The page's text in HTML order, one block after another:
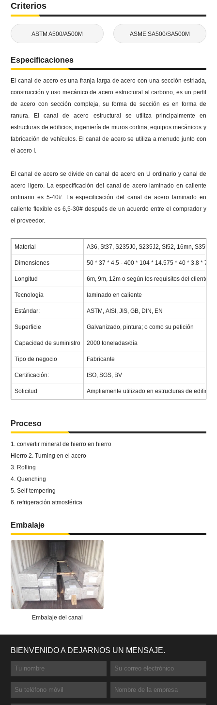
Criterios
ASTM A500/A500M ASME SA500/SA500M
Especificaciones
El canal de acero es una franja larga de acero con una sección estriada,
construcción y uso mecánico de acero estructural al carbono, es un perfil
de acero con sección compleja, su forma de sección es en forma de
ranura. El canal de acero estructural se utiliza principalmente en
estructuras de edificios, ingeniería de muros cortina, equipos mecánicos y
fabricación de vehículos. El canal de acero se utiliza a menudo junto con
el acero I.
El canal de acero se divide en canal de acero en U ordinario y canal de
acero ligero. La especificación del canal de acero laminado en caliente
ordinario es 5-40#.
La especificación del canal de acero laminado en
caliente flexible es 6,5-30# después de un acuerdo entre el comprador y
el proveedor.
Material A36, St37, S235J0, S235J2, St52, 16mn,
Dimensiones 50 * 37 * 4.5 - 400 * 104 * 14.575 * 40 * 3.8 * 7 -
Longitud 6m, 9m, 12m o según los requisitos del cliente
Tecnología laminado en caliente
Estándar: ASTM, AISI, JIS, GB, DIN, EN
Superficie Galvanizado, pintura;o como su petición
Capacidad de suministro 2000 toneladas/día
Tipo de negocio Fabricante
Certificación: ISO, SGS, BV
Solicitud Ampliamente utilizado en estructuras de
Proceso
1. convertir mineral de hierro en hierro
Hierro 2. Turning en el acero
3. Rolling
4. Quenching
5. Self-tempering
6. refrigeración atmosférica
Embalaje
Embalaje del canal
BIENVENIDO A DEJARNOS UN MENSAJE.